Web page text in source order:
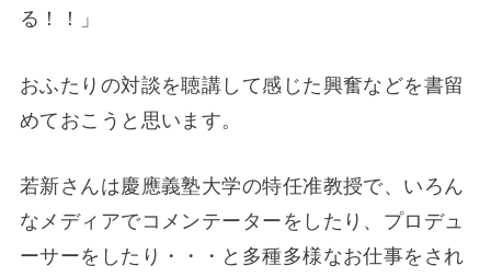
る！！」
おふたりの対談を聴講して感じた興奮などを書留
めておこうと思います。
若新さんは慶應義塾大学の特任准教授で、いろん
なメディアでコメンテーターをしたり、プロデュ
ーサーをしたり・・・と多種多様なお仕事をされ